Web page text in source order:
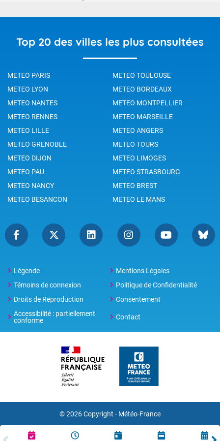
Top 20 des villes les plus consultées
METEO PARIS
METEO TOULOUSE
METEO LYON
METEO BORDEAUX
METEO NANTES
METEO MONTPELLIER
METEO RENNES
METEO MARSEILLE
METEO LILLE
METEO ANGERS
METEO GRENOBLE
METEO TOURS
METEO DIJON
METEO LIMOGES
METEO PAU
METEO STRASBOURG
METEO NANCY
METEO BREST
METEO BESANCON
METEO LE MANS
Légende
Mentions Légales
Témoins de connexion
Politique de Confidentialité
Droits de Reproduction
Consentement
Accessibilité : partiellement
conforme
Contact
© 2026 Copyright - Météo-France